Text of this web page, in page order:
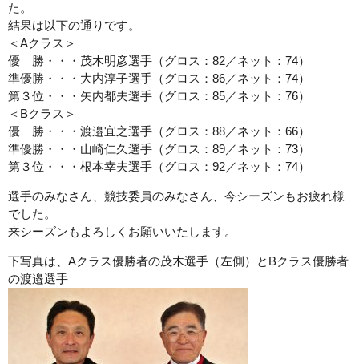
た。
結果は以下の通りです。
＜Aクラス＞
優 勝・・・茂木明彦選手（グロス：82／ネット：74）
準優勝・・・大内淳子選手（グロス：86／ネット：74）
第３位・・・矢内都夫選手（グロス：85／ネット：76）
＜Bクラス＞
優 勝・・・渡邉宜之選手（グロス：88／ネット：66）
準優勝・・・山崎仁久選手（グロス：89／ネット：73）
第３位・・・根本幸夫選手（グロス：92／ネット：74）
選手のみなさん、競技委員のみなさん、今シーズンもお疲れ様
でした。
来シーズンもよろしくお願いいたします。
下写真は、Aクラス優勝者の茂木選手（左側）とBクラス優勝者
の渡邉選手